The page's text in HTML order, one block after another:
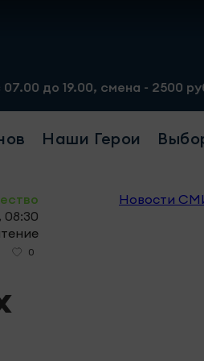
- 2500 рублей. Пр-т
Наши Герои
08:30
0
Новости